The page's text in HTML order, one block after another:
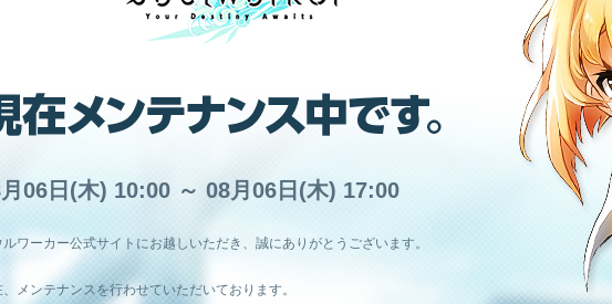
06日(木) 10:00 ～ 08月06日(木) 17:00
ルワーカー公式サイトにお越しいただき、誠にありがとうございます。
、メンテナンスを行わせていただいております。